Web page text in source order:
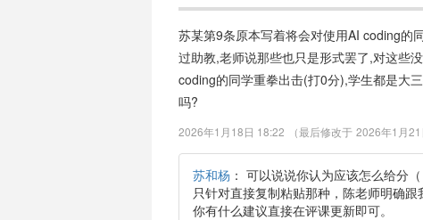
苏某第9条原本写着将会对使用AI coding的
过助教,老师说那些也只是形式罢了,对这些
coding的同学重拳出击(打0分),学生都是大
吗?
2026年1月18日 18:22 （最后修改于 2026年1月
苏和杨 ： 可以说说你认为应该怎么给分
只针对直接复制粘贴那种，陈老师明确
你有什么建议直接在评课更新即可。